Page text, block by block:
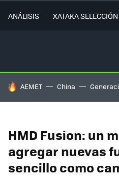
ANÁLISIS XATAKA SELECCIÓN
HOY SE HABLA DE
AEMET China
HMD Fusion: un
agregar nuevas
sencillo como